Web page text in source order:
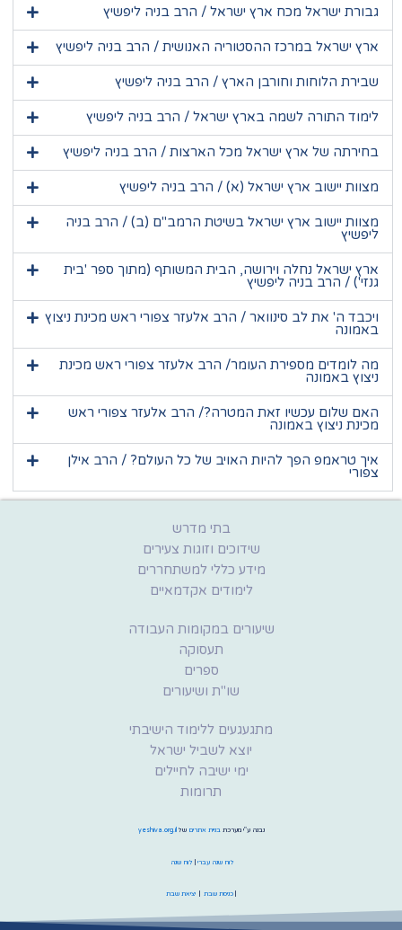
גבורת ישראל מכח ארץ ישראל / הרב בניה ליפשיץ
ארץ ישראל במרכז ההסטוריה האנושית / הרב בניה ליפשיץ
שבירת הלוחות וחורבן הארץ / הרב בניה ליפשיץ
לימוד התורה לשמה בארץ ישראל / הרב בניה ליפשיץ
בחירתה של ארץ ישראל מכל הארצות / הרב בניה ליפשיץ
מצוות יישוב ארץ ישראל (א) / הרב בניה ליפשיץ
מצוות יישוב ארץ ישראל בשיטת הרמב"ם (ב) / הרב בניה
ליפשיץ
ארץ ישראל נחלה וירושה, הבית המשותף (מתוך ספר 'בית
גנזי') / הרב בניה ליפשיץ
ויכבד ה' את לב סינוואר / הרב אלעזר צפורי ראש מכינת ניצוץ
באמונה
מה לומדים מספירת העומר/ הרב אלעזר צפורי ראש מכינת
ניצוץ באמונה
האם שלום עכשיו זאת המטרה?/ הרב אלעזר צפורי ראש
מכינת ניצוץ באמונה
איך טראמפ הפך להיות האויב של כל העולם? / הרב אילן
צפורי
בתי מדרש
שידוכים וזוגות צעירים
מידע כללי למשתחררים
לימודים אקדמאיים
שיעורים במקומות העבודה
תעסוקה
ספרים
שו"ת ושיעורים
מתגעגעים ללימוד הישיבתי
יוצא לשביל ישראל
ימי ישיבה לחיילים
תרומות
נבנה ע"י מערכתבניית אתרים של yeshiva.org.il
לוח שנה עברי לוח שנה
כניסת שבת יציאת שבת